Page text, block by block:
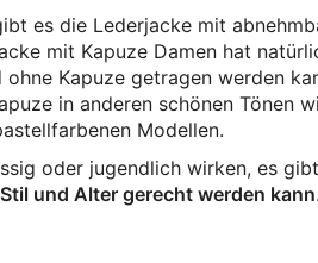
es die Lederjacke mit
mit Kapuze Damen hat
Kapuze getragen werden
in anderen schönen Tönen
Modellen.
oder jugendlich wirken, es
und Alter gerecht werden kann.